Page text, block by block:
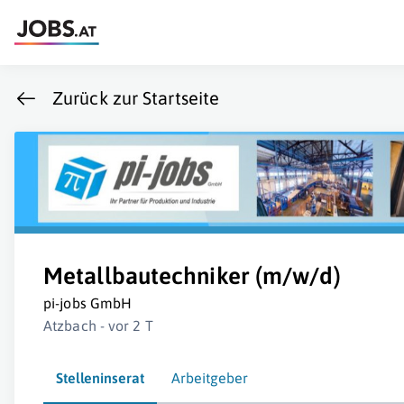
Zurück zur Startseite
Metallbautechniker (m/w/d)
pi-jobs GmbH
Atzbach - vor 2 T
Stelleninserat Arbeitgeber